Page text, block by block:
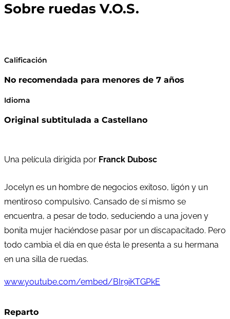
Sobre ruedas V.O.S.
Calificación
No recomendada para menores de 7 años
Idioma
Original subtitulada a Castellano
Una película dirigida por Franck Dubosc
Jocelyn es un hombre de negocios exitoso, ligón y un
mentiroso compulsivo. Cansado de sí mismo se
encuentra, a pesar de todo, seduciendo a una joven y
bonita mujer haciéndose pasar por un discapacitado. Pero
todo cambia el día en que ésta le presenta a su hermana
en una silla de ruedas.
www.youtube.com/embed/BIr9iKTGPkE
Reparto